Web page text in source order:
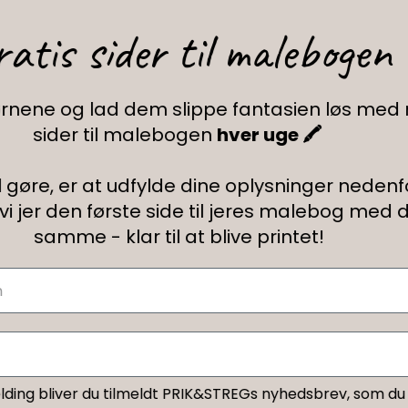
Telefon & mail besvares I tidsrummet:
kundeservice@prikogstreg.dk
© Copyright 2025 | CVR nr. 40694455 | PRIK & STREG
Fragt fra kun 29,- ∙
GRATIS fragt fra 399,-
kontrol
Gratis sider til
Glæd børnene og lad dem slippe
sider til malebogenhver uge 🖍️
du skal gøre, er at udfylde dine
sender vi jer den første side til jeres
samme- klar til at blive printet!
Ved tilmelding bliver du tilmeldt PRIK&STREGs